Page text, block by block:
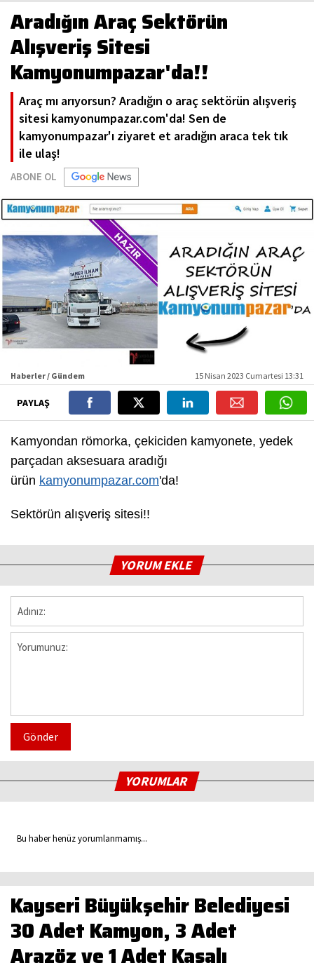
Aradığın Araç Sektörün
Alışveriş Sitesi
Kamyonumpazar'da!!
Araç mı arıyorsun? Aradığın o araç sektörün alışveriş
sitesi kamyonumpazar.com'da! Sen de
kamyonumpazar'ı ziyaret et aradığın araca tek tık
ile ulaş!
ABONE OL
Haberler / Gündem 15 Nisan 2023 Cumartesi 13:31
PAYLAŞ
Kamyondan römorka, çekiciden kamyonete, yedek
parçadan aksesuara aradığı
ürün kamyonumpazar.com'da!
Sektörün alışveriş sitesi!!
YORUM EKLE
Gönder
YORUMLAR
Bu haber henüz yorumlanmamış...
Kayseri Büyükşehir Belediyesi
30 Adet Kamyon, 3 Adet
Arazöz ve 1 Adet Kasalı